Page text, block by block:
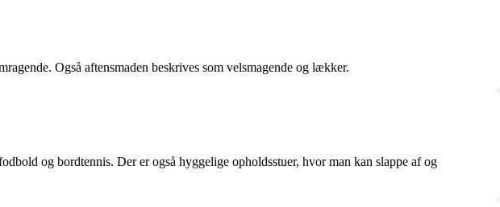
Også aftensmaden beskrives som velsmagende og lækker.
og bordtennis. Der er også hyggelige opholdsstuer, hvor man kan slappe af og